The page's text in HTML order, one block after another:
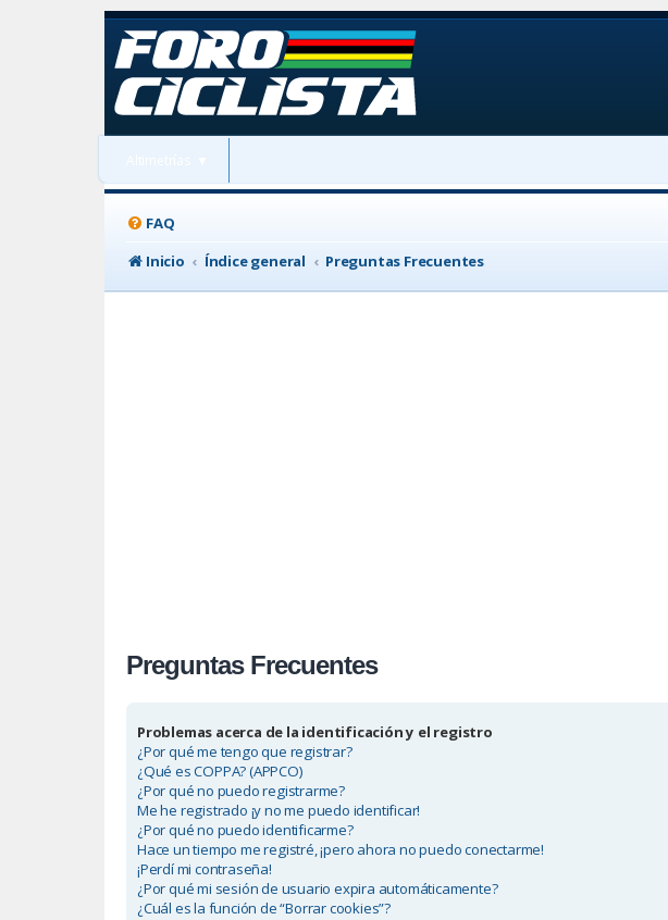
FAQ
Inicio
Índice general Preguntas Frecuentes
Preguntas Frecuentes
Problemas acerca de la identificación y el registro
¿Por qué me tengo que registrar?
¿Qué es COPPA? (APPCO)
¿Por qué no puedo registrarme?
Me he registrado ¡y no me puedo identificar!
¿Por qué no puedo identificarme?
Hace un tiempo me registré, ¡pero ahora no puedo conectarme!
¡Perdí mi contraseña!
¿Por qué mi sesión de usuario expira automáticamente?
¿Cuál es la función de “Borrar cookies”?